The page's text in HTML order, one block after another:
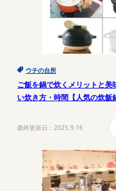
ウチの台所
ご飯を鍋で炊くメリットと美
い炊き方・時間【人気の炊飯
最終更新日： 2025.9.16